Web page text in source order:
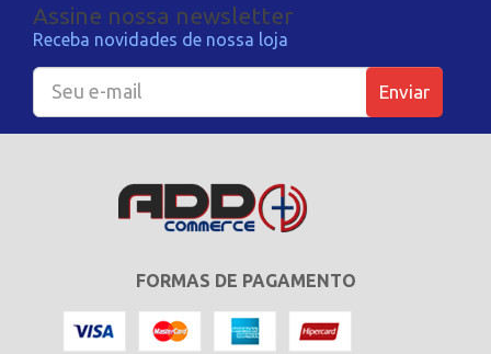
Assine nossa newsletter
Receba novidades de nossa loja
Enviar
FORMAS DE PAGAMENTO